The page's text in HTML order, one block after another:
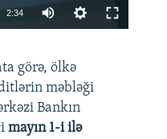
2:34
360p
480p
720p
görə, ölkə
məbləği
Bankın
mayın 1-i ilə